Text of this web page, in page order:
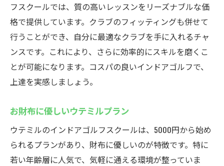
フスクールでは、質の高いレッスンをリーズナブルな価
格で提供しています。クラブのフィッティングも併せて
行うことができ、自分に最適なクラブを手に入れるチャ
ンスです。これにより、さらに効率的にスキルを磨くこ
とが可能になります。コスパの良いインドアゴルフで、
上達を実感しましょう。
お財布に優しいウテミルプラン
ウテミルのインドアゴルフスクールは、5000円から始め
られるプランがあり、財布に優しいのが特徴です。特に
若い年齢層に人気で、気軽に通える環境が整っていま